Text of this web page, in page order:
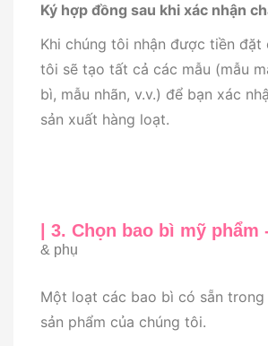
Ký hợp đồng sau khi xác nhận
Khi chúng tôi nhận được tiền đặt
tôi sẽ tạo tất cả các mẫu (mẫu
bì, mẫu nhãn, v.v.) để bạn xác
sản xuất hàng loạt.
| 3. Chọn bao bì mỹ phẩm
& phụ
Một loạt các bao bì có sẵn trong
sản phẩm của chúng tôi.